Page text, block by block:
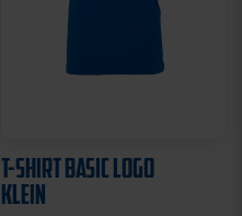
T-SHIRT BASIC LOGO
KLEIN